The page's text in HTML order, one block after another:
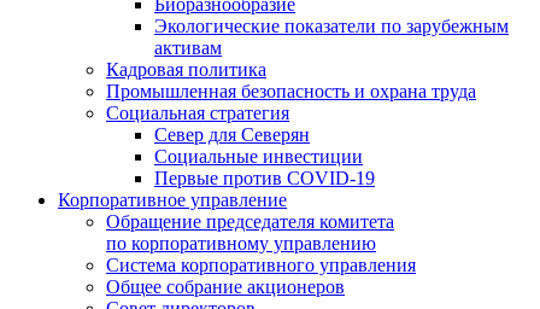
Экологические показатели по зарубежным
активам
Кадровая политика
Промышленная безопасность и охрана труда
Социальная стратегия
Север для Северян
Социальные инвестиции
Первые против COVID‑19
Корпоративное управление
Обращение председателя комитета
по корпоративному управлению
Система корпоративного управления
Общее собрание акционеров